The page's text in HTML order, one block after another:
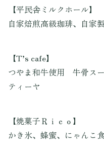
【平民舎ミルクホール】
自家焙煎高級珈琲、自家
【T’s cafe】
つやま和牛使用 牛骨ス
ティーヤ
【焼菓子Ｒｉｃｏ】
かき氷、蜂蜜、にゃんこ